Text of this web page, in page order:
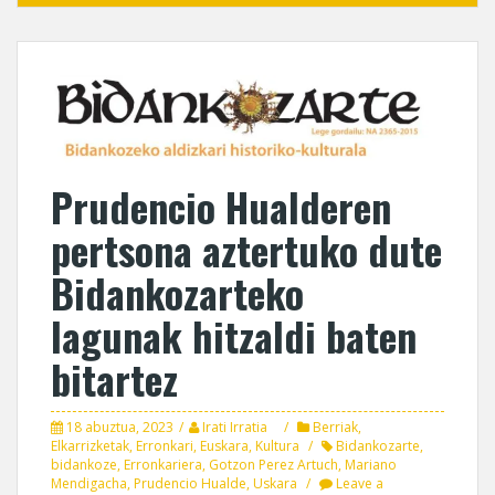
Prudencio Hualderen
pertsona aztertuko dute
Bidankozarteko
lagunak hitzaldi baten
bitartez
18 abuztua, 2023 Irati Irratia Berriak,
Elkarrizketak,Erronkari,Euskara,Kultura Bidankozarte,
bidankoze,Erronkariera, Gotzon Perez Artuch,Mariano
Mendigacha,Prudencio Hualde,Uskara
Leave a